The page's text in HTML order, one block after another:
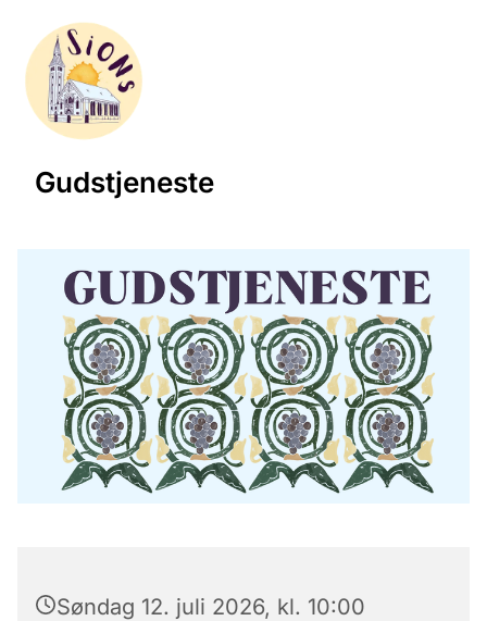
Gudstjeneste
Søndag 12. juli 2026, kl. 10:00